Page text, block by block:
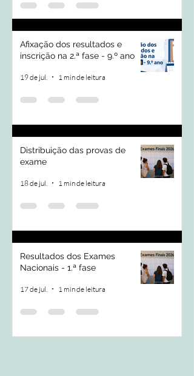
Afixação dos resultados e
inscrição na 2.ª fase - 9.º ano
19 de jul. 1 min de leitura
Distribuição das provas de
exame
18 de jul. 1 min de leitura
Resultados dos Exames
Nacionais - 1.ª fase
17 de jul. 1 min de leitura